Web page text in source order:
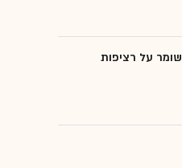
כיצד CIO שומר על רציפות